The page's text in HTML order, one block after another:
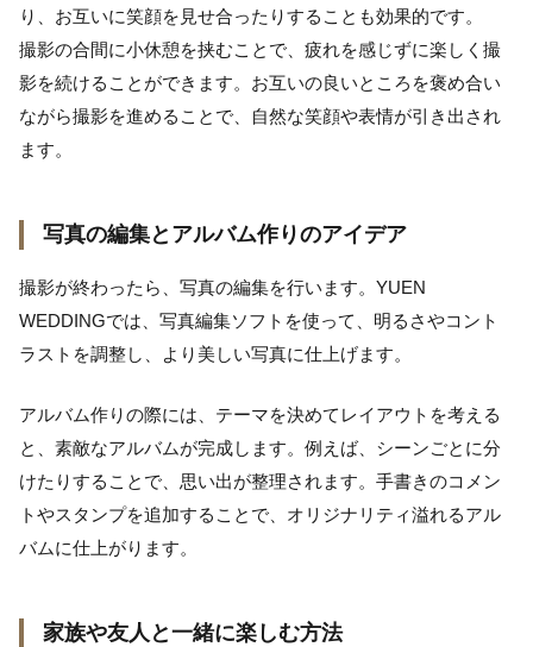
り、お互いに笑顔を見せ合ったりすることも効果的です。
撮影の合間に小休憩を挟むことで、疲れを感じずに楽しく撮
影を続けることができます。お互いの良いところを褒め合い
ながら撮影を進めることで、自然な笑顔や表情が引き出され
ます。
写真の編集とアルバム作りのアイデア
撮影が終わったら、写真の編集を行います。YUEN
WEDDINGでは、写真編集ソフトを使って、明るさやコント
ラストを調整し、より美しい写真に仕上げます。
アルバム作りの際には、テーマを決めてレイアウトを考える
と、素敵なアルバムが完成します。例えば、シーンごとに分
けたりすることで、思い出が整理されます。手書きのコメン
トやスタンプを追加することで、オリジナリティ溢れるアル
バムに仕上がります。
家族や友人と一緒に楽しむ方法